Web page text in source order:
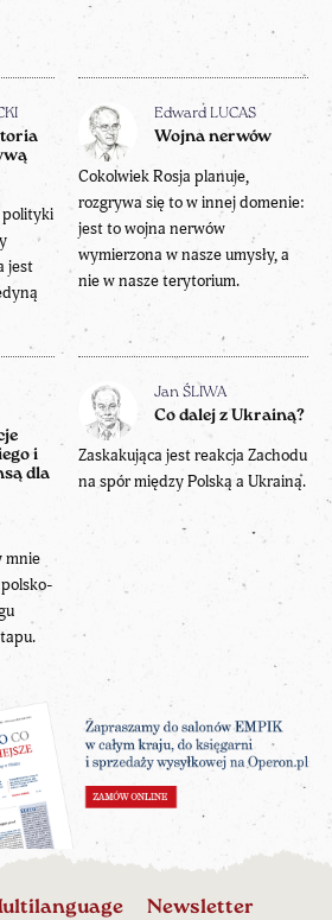
polityki
jest
Edward LUCAS
Wojna nerwów
Cokolwiek Rosja planuje,
rozgrywa się to w innej domenie:
jest to wojna nerwów
wymierzona w nasze umysły, a
nie w nasze terytorium.
i
dla
mnie
Jan ŚLIWA
Co dalej z Ukrainą?
Zaskakująca jest reakcja Zachodu
na spór między Polską a Ukrainą.
Newsletter